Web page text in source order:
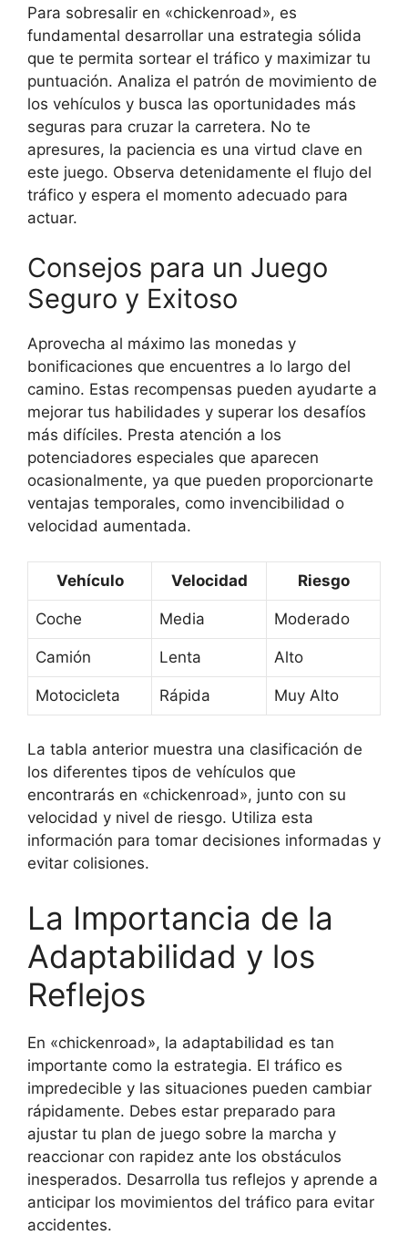
Para sobresalir en «chickenroad», es
fundamental desarrollar una estrategia sólida
que te permita sortear el tráfico y maximizar tu
puntuación. Analiza el patrón de movimiento de
los vehículos y busca las oportunidades más
seguras para cruzar la carretera. No te
apresures, la paciencia es una virtud clave en
este juego. Observa detenidamente el flujo del
tráfico y espera el momento adecuado para
actuar.
Consejos para un Juego
Seguro y Exitoso
Aprovecha al máximo las monedas y
bonificaciones que encuentres a lo largo del
camino. Estas recompensas pueden ayudarte a
mejorar tus habilidades y superar los desafíos
más difíciles. Presta atención a los
potenciadores especiales que aparecen
ocasionalmente, ya que pueden proporcionarte
ventajas temporales, como invencibilidad o
velocidad aumentada.
Vehículo Velocidad Riesgo
Coche Media Moderado
Camión Lenta Alto
Motocicleta Rápida Muy Alto
La tabla anterior muestra una clasificación de
los diferentes tipos de vehículos que
encontrarás en «chickenroad», junto con su
velocidad y nivel de riesgo. Utiliza esta
información para tomar decisiones informadas y
evitar colisiones.
La Importancia de la
Adaptabilidad y los
Reflejos
En «chickenroad», la adaptabilidad es tan
importante como la estrategia. El tráfico es
impredecible y las situaciones pueden cambiar
rápidamente. Debes estar preparado para
ajustar tu plan de juego sobre la marcha y
reaccionar con rapidez ante los obstáculos
inesperados. Desarrolla tus reflejos y aprende a
anticipar los movimientos del tráfico para evitar
accidentes.